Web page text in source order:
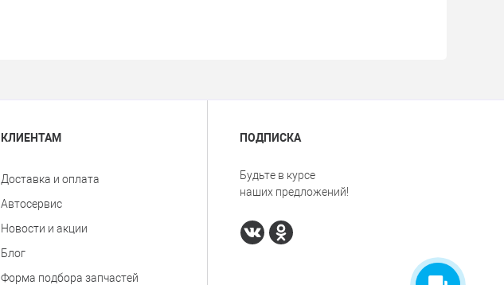
КЛИЕНТАМ
Доставка и оплата
Автосервис
Новости и акции
Блог
Форма подбора запчастей
ПОДПИСКА
Будьте в курсе
наших предложений!